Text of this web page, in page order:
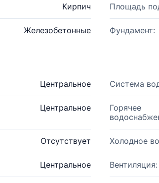
Кирпич Площадь
Железобетонные Фундамент:
Центральное Система
Центральное
Горячее
Отсутствует Холодное
Центральное Вентиляция: